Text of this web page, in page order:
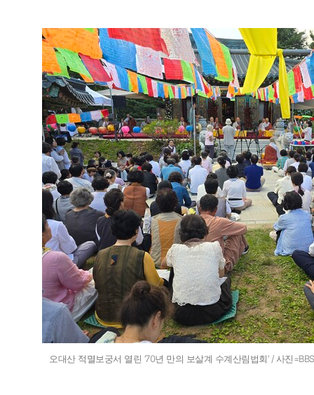
오대산 적멸보궁서 열린 ‘70년 만의 보살계 수계산림법회’ / 사진